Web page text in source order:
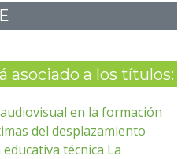
asociado a los títulos:
en la formación
del desplazamiento
técnica La